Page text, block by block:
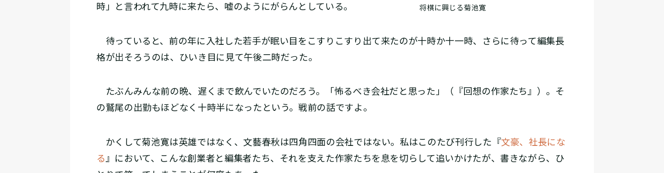
将棋に興じる菊池寛
時」と言われて九時に来たら、嘘のようにがらんとしている。
待っていると、前の年に入社した若手が眠い目をこすりこすり出て来たのが十時か十一時、さらに待って編集長
格が出そろうのは、ひいき目に見て午後二時だった。
たぶんみんな前の晩、遅くまで飲んでいたのだろう。「怖るべき会社だと思った」（『回想の作家たち』）。そ
の鷲尾の出勤もほどなく十時半になったという。戦前の話ですよ。
かくして菊池寛は英雄ではなく、文藝春秋は四角四面の会社ではない。私はこのたび刊行した『文豪、社長にな
る 』において、こんな創業者と編集者たち、それを支えた作家たちを息を切らして追いかけたが、書きながら、ひ